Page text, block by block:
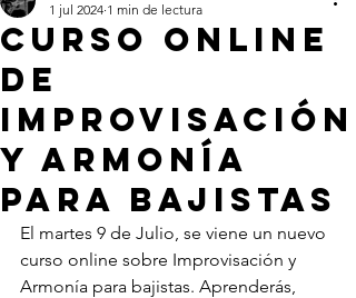
Curso Online
de
Improvisación
y Armonía
para Bajistas
1 jul 2024 1 min de lectura
El martes 9 de Julio, se viene un nuevo
curso online sobre Improvisación y
Armonía para bajistas. Aprenderás,